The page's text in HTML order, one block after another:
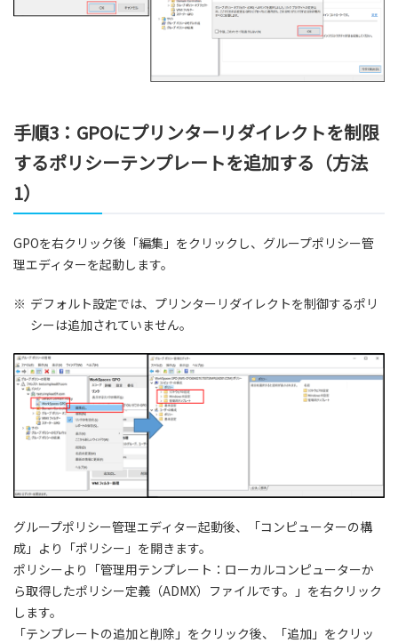
手順3：GPOにプリンターリダイレクトを制限
するポリシーテンプレートを追加する（方法
1）
GPOを右クリック後「編集」をクリックし、グループポリシー管
理エディターを起動します。
※ デフォルト設定では、プリンターリダイレクトを制御するポリ
シーは追加されていません。
グループポリシー管理エディター起動後、「コンピューターの構
成」より「ポリシー」を開きます。
ポリシーより「管理用テンプレート：ローカルコンピューターか
ら取得したポリシー定義（ADMX）ファイルです。」を右クリック
します。
「テンプレートの追加と削除」をクリック後、「追加」をクリッ